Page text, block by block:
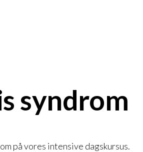
syndrom
på vores intensive dagskursus.